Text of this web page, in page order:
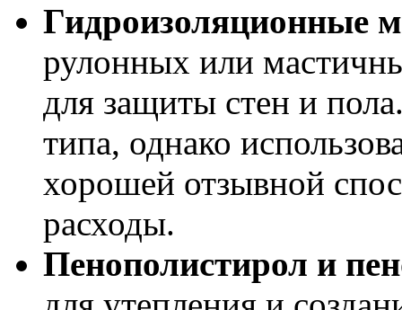
Гидроизоляционные
рулонных или
для защиты стен и
типа, однако
хорошей отзывной
расходы.
Пенополистирол и